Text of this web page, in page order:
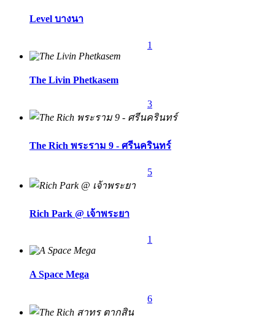
Level บางนา
1
The Livin Phetkasem
3
The Rich พระราม 9 - ศรีนครินทร์
5
Rich Park @ เจ้าพระยา
1
A Space Mega
6